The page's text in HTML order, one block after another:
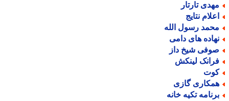
تارتار
نتایج
رسول الله
های دامی
شیخ داز
لینکش
گازی
تکیه خانه